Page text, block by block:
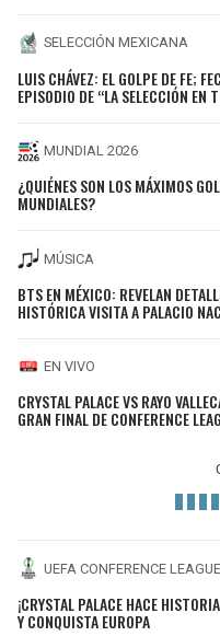
SELECCIÓN MEXICANA
LUIS CHÁVEZ: EL GOLPE DE FE;
EPISODIO DE “LA SELECCIÓN EN
MUNDIAL 2026
¿QUIÉNES SON LOS MÁXIMOS
MUNDIALES?
MÚSICA
BTS EN MÉXICO: REVELAN
HISTÓRICA VISITA A PALACIO
EN VIVO
CRYSTAL PALACE VS RAYO
GRAN FINAL DE CONFERENCE
UEFA CONFERENCE LEAGUE
¡CRYSTAL PALACE HACE
Y CONQUISTA EUROPA